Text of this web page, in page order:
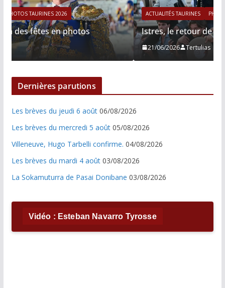
ACTUALITÉS TAURINES PHOTOS TAURINES 2026
Istres, le retour de Cesar Rincon en photos
21/06/2026 Tertulias
Dernières parutions
Les brèves du jeudi 6 août 06/08/2026
Les brèves du mercredi 5 août 05/08/2026
Villeneuve, Hugo Tarbelli confirme. 04/08/2026
Les brèves du mardi 4 août 03/08/2026
La Sokamuturra de Pasai Donibane 03/08/2026
Vidéo : Esteban Navarro Tyrosse